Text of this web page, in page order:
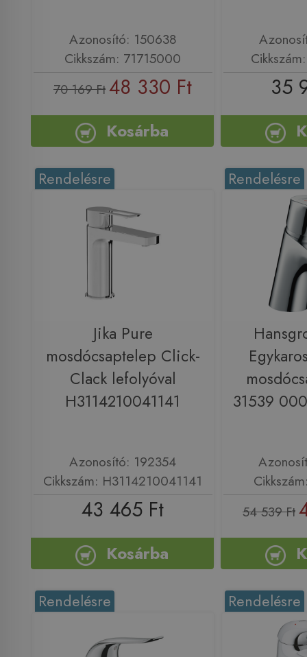
Azonosító: 150638
Cikkszám: 71715000
70 169 Ft48 330 Ft
Kosárba
35
Rendelésre
Jika Pure
mosdócsaptelep Click-
Clack lefolyóval
H3114210041141
Azonosító: 192354
Cikkszám: H3114210041141
43 465 Ft
Kosárba
Rendelésre
31539
54 539 Ft
Rendelésre Rendelésre